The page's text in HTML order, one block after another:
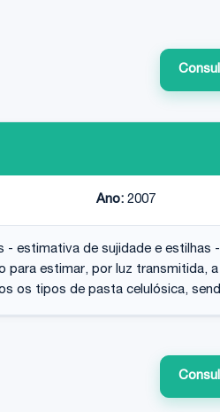
Ano: 2007
- estimativa de sujidade e
estimar, por luz transmitida,
os tipos de pasta celulósica,